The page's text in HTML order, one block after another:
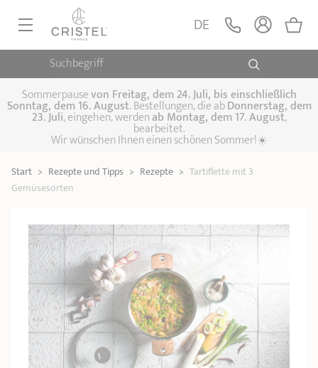
Suchbegriff
DE
PRODUKTBERATER
REZEPTE UND TIPPS
PFANNEN, SAUTEUSEN
Pfannen Sauteusen Crêpepfannen
KOCHTÖPFE, SCHMORTÖPFE
Kochtöpfe Schmortöpfe,
Fleischtöpfe Suppentöpfe
Topfsets Kochgeschirr Set
DAMFPAUFSÄTZE
Dämpfaufsätze
KÜCHENHELFER
SPEZIELLE KÜCHENUTENSILIEN
Couscous-Töpfe Nudeltöpfe
Ofenform - Bräter Wasserbadeinsätze Marmelade
Wasserkessel Espressokocher Teekannen
ZUBEHÖR, PFLEGE
Deckel Stiel- und
Seitengriffe Praktische Küche
IDEEN & GESCHENKKARTEN
Unsere Auswahl
Sommerpausevon Freitag, dem 24. Juli, bis einschließlich
Sonntag, dem 16. August. Bestellungen, die abDonnerstag, dem
23. Juli, eingehen, werdenab Montag, dem 17. August,
bearbeitet.
Wir wünschen Ihnen einen schönen Sommer!☀️
Start > Rezepte und Tipps > Rezepte > Tartiflette mit 3
Gemüsesorten